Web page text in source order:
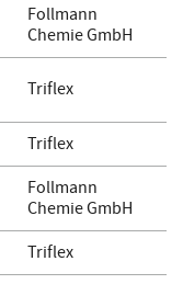
Follmann
Chemie GmbH
Triflex
Triflex
Follmann
Chemie GmbH
Triflex